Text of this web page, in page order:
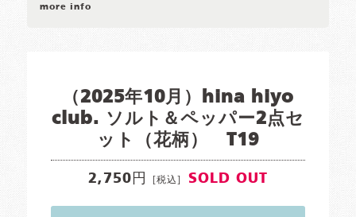
more info
（2025年10月）hina hiyo
club. ソルト＆ペッパー2点セ
ット（花柄） T19
2,750円 [税込] SOLD OUT